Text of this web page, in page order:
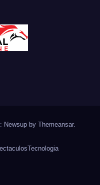
Newsup by Themeansar.
Tecnologia